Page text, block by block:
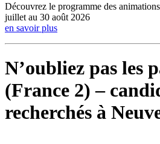
Découvrez le programme des
juillet au 30 août 2026
en savoir plus
N’oubliez pas les
(France 2) –
recherchés à